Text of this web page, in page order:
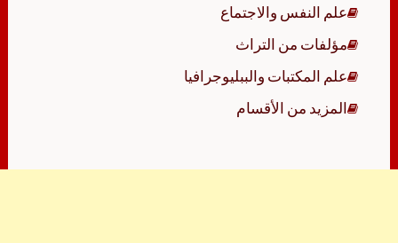
علم النفس والاجتماع
مؤلفات من التراث
علم المكتبات والببليوجرافيا
المزيد من الأقسام